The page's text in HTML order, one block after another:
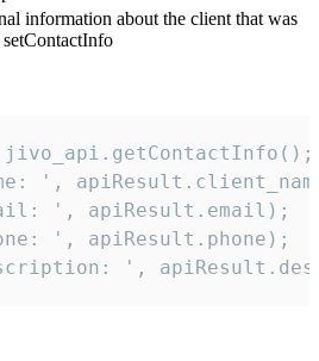
information about the client that was
',
', apiResult.email);
', apiResult.phone);
',